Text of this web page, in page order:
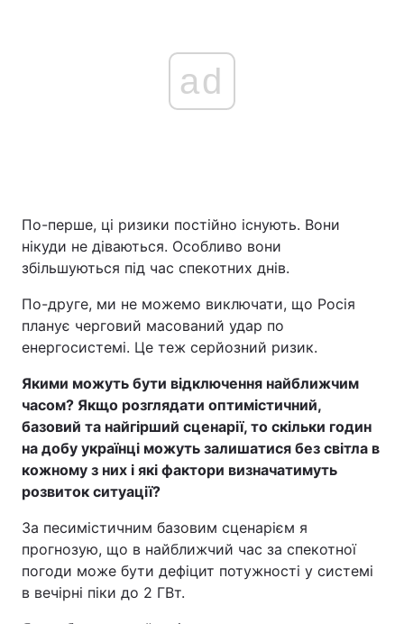
ad
По-перше, ці ризики постійно існують. Вони
нікуди не діваються. Особливо вони
збільшуються під час спекотних днів.
По-друге, ми не можемо виключати, що Росія
планує черговий масований удар по
енергосистемі. Це теж серйозний ризик.
Якими можуть бути відключення найближчим
часом? Якщо розглядати оптимістичний,
базовий та найгірший сценарії, то скільки годин
на добу українці можуть залишатися без світла в
кожному з них і які фактори визначатимуть
розвиток ситуації?
За песимістичним базовим сценарієм я
прогнозую, що в найближчий час за спекотної
погоди може бути дефіцит потужності у системі
в вечірні піки до 2 ГВт.